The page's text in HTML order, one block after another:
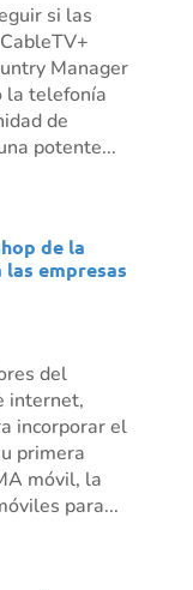
si las
Manager
la telefonía
de
potente...
de la
las empresas
del
internet,
incorporar el
primera
móvil, la
para...